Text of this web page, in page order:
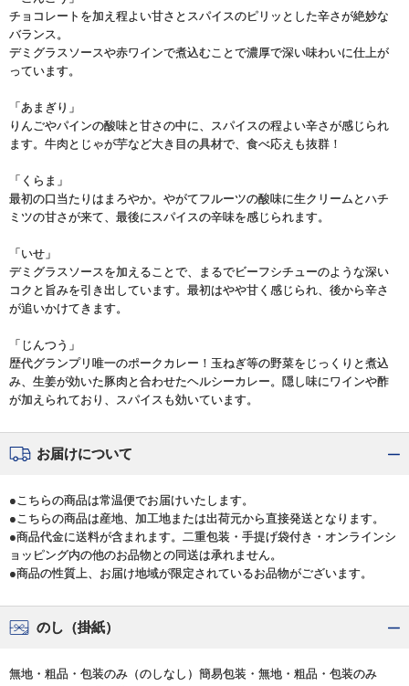
チョコレートを加え程よい甘さとスパイスのピリッとした辛さが絶妙な
バランス。
デミグラスソースや赤ワインで煮込むことで濃厚で深い味わいに仕上が
っています。
「あまぎり」
りんごやパインの酸味と甘さの中に、スパイスの程よい辛さが感じられ
ます。牛肉とじゃが芋など大き目の具材で、食べ応えも抜群！
「くらま」
最初の口当たりはまろやか。やがてフルーツの酸味に生クリームとハチ
ミツの甘さが来て、最後にスパイスの辛味を感じられます。
「いせ」
デミグラスソースを加えることで、まるでビーフシチューのような深い
コクと旨みを引き出しています。最初はやや甘く感じられ、後から辛さ
が追いかけてきます。
「じんつう」
歴代グランプリ唯一のポークカレー！玉ねぎ等の野菜をじっくりと煮込
み、生姜が効いた豚肉と合わせたヘルシーカレー。隠し味にワインや酢
が加えられており、スパイスも効いています。
お届けについて
●こちらの商品は常温便でお届けいたします。
●こちらの商品は産地、加工地または出荷元から直接発送となります。
●商品代金に送料が含まれます。二重包装・手提げ袋付き・オンラインシ
ョッピング内の他のお品物との同送は承れません。
●商品の性質上、お届け地域が限定されているお品物がございます。
のし（掛紙）
無地・粗品・包装のみ（のしなし）簡易包装・無地・粗品・包装のみ